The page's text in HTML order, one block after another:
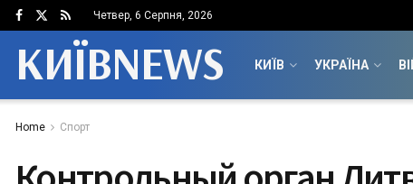
Четвер, 6 Серпня, 2026
КИЇВNEWS КИЇВ УКРАЇНА
Home Спорт